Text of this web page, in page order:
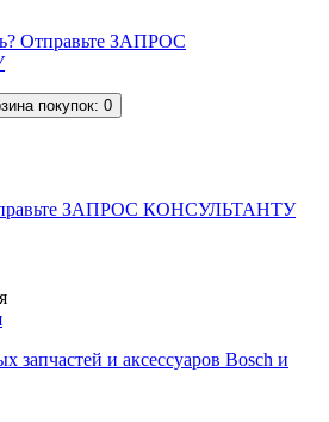
Отправьте ЗАПРОС
покупок: 0
ЗАПРОС КОНСУЛЬТАНТУ